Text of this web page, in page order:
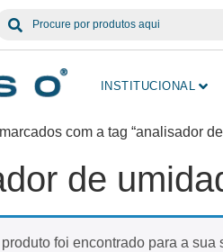
INSTITUCIONAL
com a tag “analisador
de
foi encontrado para a sua